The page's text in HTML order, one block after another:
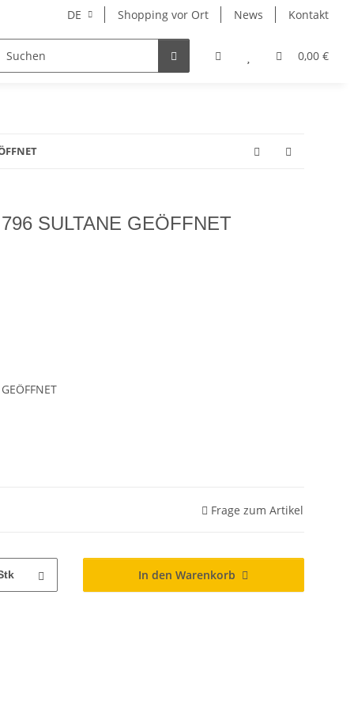
DE Shopping vor Ort News Kontakt
0,00 €
Hersteller
SULTANE GEÖFFNET
Frage zum Artikel
In den Warenkorb